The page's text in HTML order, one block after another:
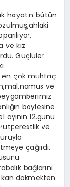
hayatın bütün
ve kız
Güçlüler
en çok muhtaç
ve
böylesine
12.günü
ve
çağırdı.
bağlarını
dökmekten